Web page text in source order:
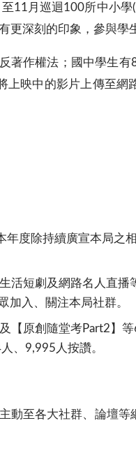
11月巡迴100所中小
更深刻的印象，參與學
作權法；國中學生有
映中的影片上傳至網
度除持續廣宣本局之
活短劇及網路名人直播
加入、關注本局社群。
【原創隨堂考Part2】
、9,995人按讚。
動至各大社群、論壇等